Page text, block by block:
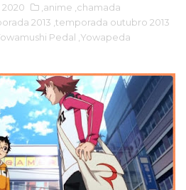
,anime ,chamada
2013 ,temporada outubro 2013
Pedal ,Yowapeda